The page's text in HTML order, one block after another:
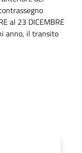
al 23 DICEMBRE
anno, il transito